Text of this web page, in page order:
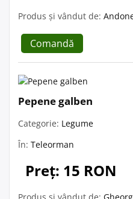
Produs și vândut de:
Comandă
Pepene galben
Categorie: Legume
În: Teleorman
Preț: 15 RON
Produs și vândut de: